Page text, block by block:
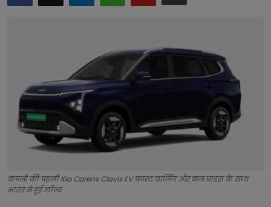
कंपनी की पहली Kia Carens Clavis EV फास्ट चार्जिंग और कम प्राइस के साथ
भारत में हुई लॉन्च